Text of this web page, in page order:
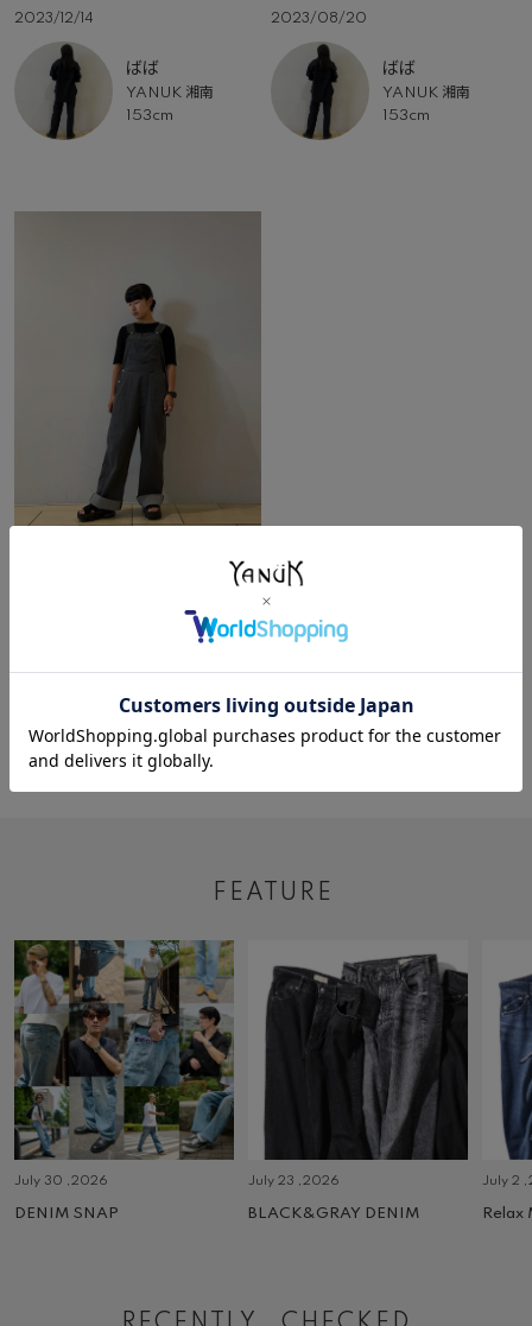
2023/12/14
ばば
YANUK 湘南
153cm
2023/08/20
ばば
YANUK 湘南
153cm
YANUK 湘南
5
FEATURE
July 30 ,2026
DENIM SNAP
July 23 ,2026
BLACK&GRAY DENIM
July 2
Relax